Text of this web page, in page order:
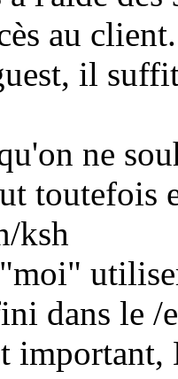
au
il
ne
toutefois
ksh
dans le /
important,